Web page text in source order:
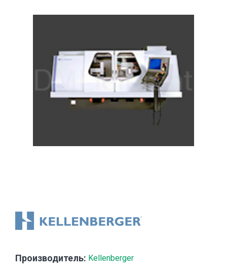
Производитель: Kellenberger